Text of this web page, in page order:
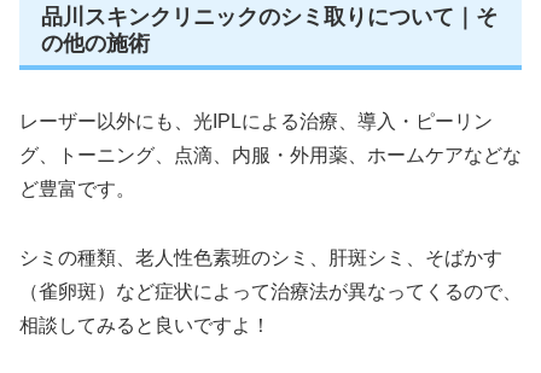
品川スキンクリニックのシミ取りについて｜そ
の他の施術
レーザー以外にも、光IPLによる治療、導入・ピーリン
グ、トーニング、点滴、内服・外用薬、ホームケアなどな
ど豊富です。
シミの種類、老人性色素班のシミ、肝斑シミ、そばかす
（雀卵斑）など症状によって治療法が異なってくるので、
相談してみると良いですよ！